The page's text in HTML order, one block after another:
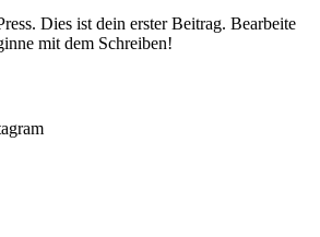
Dies ist dein erster Beitrag. Bearbeite
mit dem Schreiben!